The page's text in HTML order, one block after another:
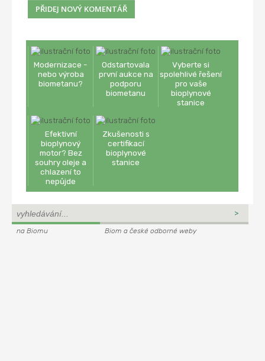
Modernizace -
nebo výroba
biometanu?
Odstartovala
první aukce na
podporu
biometanu
Vyberte si
spolehlivé řešení
pro vaše
bioplynové
stanice
Efektivní
bioplynový
motor? Bez
souhry oleje a
chlazení to
nepůjde
Zkušenosti s
certifikací
bioplynové
stanice
na Biomu Biom a české odborné weby